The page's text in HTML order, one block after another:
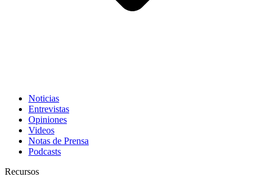
Noticias
Entrevistas
Opiniones
Videos
Notas de Prensa
Podcasts
Recursos